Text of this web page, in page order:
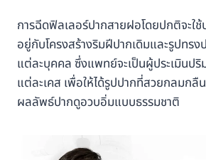
การฉีดฟิลเลอร์ปากสายฝอโดยปกติจะใ
อยู่กับโครงสร้างริมฝีปากเดิมและรูปทร
แต่ละบุคคล ซึ่งแพทย์จะเป็นผู้ประเมินปริ
แต่ละเคส เพื่อให้ได้รูปปากที่สวยกลมกลื
ผลลัพธ์ปากดูอวบอิ่มแบบธรรมชาติ